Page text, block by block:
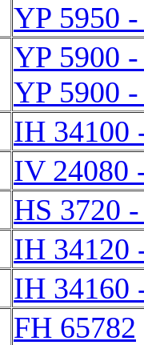
YP 5950
YP 5900
YP 5900
IH 34100
IV 24080
HS 3720
IH 34120
IH 34160
FH 65782